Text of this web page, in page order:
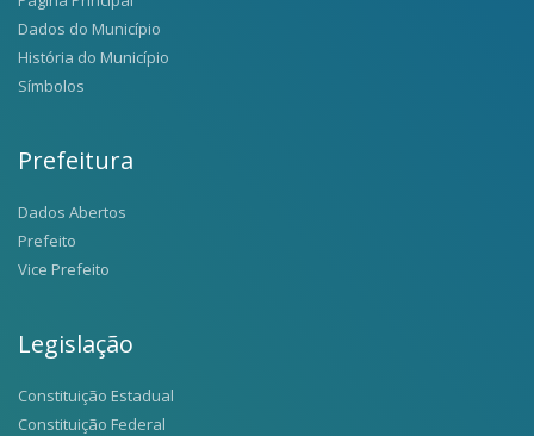
Dados do Município
História do Município
Símbolos
Prefeitura
Dados Abertos
Prefeito
Vice Prefeito
Legislação
Constituição Estadual
Constituição Federal